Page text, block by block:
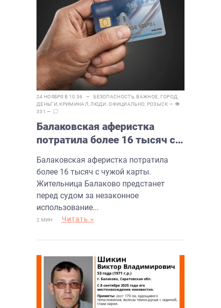
24 НОЯБРЯ В 10:36 — БЕЗОПАСНОСТЬ, ВАЖНОЕ ГОРОД
ДЕНЬГИ, КРИМИНАЛ ЛЮДИ ,ОФИЦИАЛЬНО РОЗЫСК — 👁
331 —
Балаковская аферистка
потратила более 16 тысяч с
Балаковская аферистка потратила
более 16 тысяч с чужой карты.
Жительница Балаково предстанет
перед судом за незаконное
использование...
2 МИН Читать »